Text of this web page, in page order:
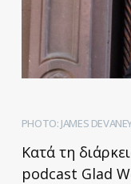
PHOTO: JAMES
Κατά τη
podcast Glad